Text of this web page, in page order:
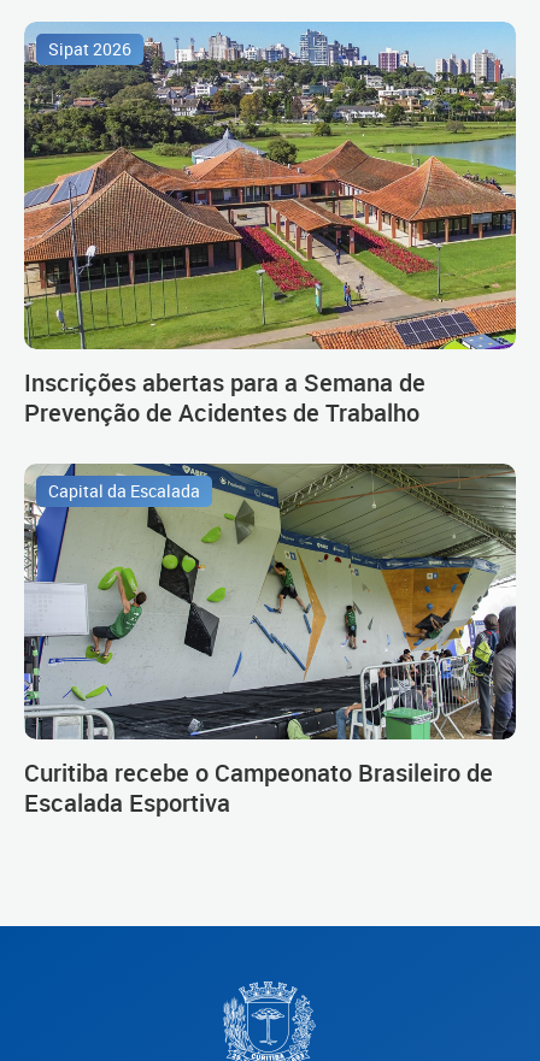
Sipat 2026
Inscrições abertas para a Semana de
Prevenção de Acidentes de Trabalho
Capital da Escalada
Curitiba recebe o Campeonato Brasileiro de
Escalada Esportiva